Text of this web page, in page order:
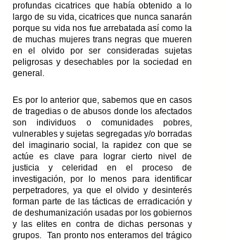
profundas cicatrices que había obtenido a lo
largo de su vida, cicatrices que nunca sanarán
porque su vida nos fue arrebatada así como la
de muchas mujeres trans negras que mueren
en el olvido por ser consideradas sujetas
peligrosas y desechables por la sociedad en
general.
Es por lo anterior que, sabemos que en casos
de tragedias o de abusos donde los afectados
son individuos o comunidades pobres,
vulnerables y sujetas segregadas y/o borradas
del imaginario social, la rapidez con que se
actúe es clave para lograr cierto nivel de
justicia y celeridad en el proceso de
investigación, por lo menos para identificar
perpetradores, ya que el olvido y desinterés
forman parte de las tácticas de erradicación y
de deshumanización usadas por los gobiernos
y las elites en contra de dichas personas y
grupos.  Tan pronto nos enteramos del trágico